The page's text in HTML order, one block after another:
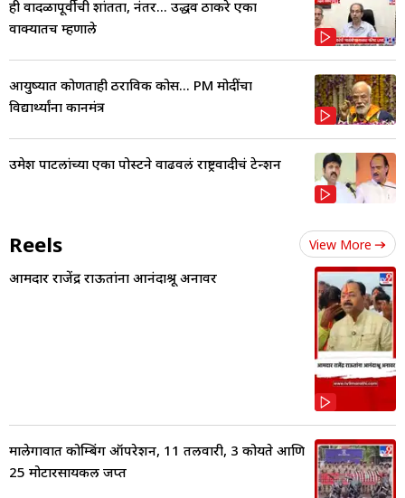
ही वादळापूर्वीची शांतता, नंतर... उद्धव ठाकरे एका
वाक्यातच म्हणाले
आयुष्यात कोणताही ठराविक कोर्स... PM मोदींचा
विद्यार्थ्यांना कानमंत्र
उमेश पाटलांच्या एका पोस्टने वाढवलं राष्ट्रवादीचं टेन्शन
Reels View More
आमदार राजेंद्र राऊतांना आनंदाश्रू अनावर
मालेगावात कोम्बिंग ऑपरेशन, 11 तलवारी, 3 कोयते आणि
25 मोटारसायकल जप्त